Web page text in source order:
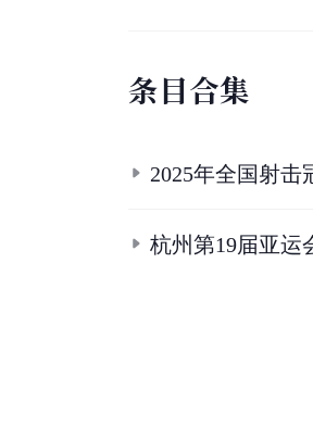
条目合集
2025年全国射
杭州第19届亚运